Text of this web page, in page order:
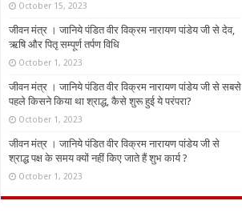
October 15, 2023
जीवन मंत्र । जानिये पंडित वीर विक्रम नारायण पांडेय जी से देव,
ऋषि और पितृ सम्पूर्ण तर्पण विधि
October 1, 2023
जीवन मंत्र । जानिये पंडित वीर विक्रम नारायण पांडेय जी से सबसे
पहले किसने किया था श्राद्ध, कैसे शुरू हुई ये परंपरा?
October 1, 2023
जीवन मंत्र । जानिये पंडित वीर विक्रम नारायण पांडेय जी से
श्राद्ध पक्ष के समय क्यों नहीं किए जाते हैं शुभ कार्य ?
October 1, 2023